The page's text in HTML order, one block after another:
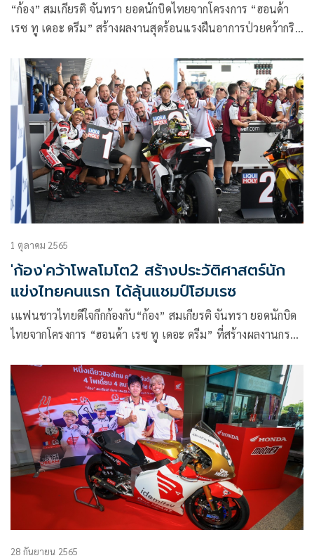
“ก้อง” สมเกียรติ จันทรา ยอดนักบิดไทยจากโครงการ “ฮอนด้า
เรซ ทู เดอะ ดรีม” สร้างผลงานสุดร้อนแรงฝืนอาการป่วยคว้ากริด
กรังด์ปรีซ์ เดินหน้าลุ้นโพเดียมอย่างเต็มตัวในอาทิตย์นี้ ที่ เซปัง
อินเตอร์เนชั่นแนล เซอร์กิต ประเทศมาเลเซีย
1 ตุลาคม 2565
'ก้อง'คว้าโพลโมโต2 สร้างประวัติศาสตร์นัก
แข่งไทยคนแรก ได้ลุ้นแชมป์โฮมเรซ
เแฟนชาวไทยดีใจกึกก้องกับ“ก้อง” สมเกียรติ จันทรา ยอดนักบิด
ไทยจากโครงการ “ฮอนด้า เรซ ทู เดอะ ดรีม” ที่สร้างผลงานกระ
สุดโหดคว้าโพลในบ้านเกิด ในศึกจักรยานยนต์ทางเรียบชิงแชมป์
โลกรุ่น โมโตทู สร้างโอกาสลุ้นแชมป์ โออาร์ ไทยแลนด์ กรังด์
ปรีซ์ อย่างเต็มตัวในวันอาทิตย์นี้ ที่ สนามช้าง อินเตอร์
เนชั่นแนล เซอร์กิต จ.บุรีรัมย์
28 กันยายน 2565